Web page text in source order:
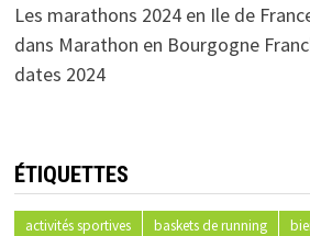
Les marathons 2024 en Ile de
dans Marathon en Bourgogne
dates 2024
ÉTIQUETTES
activités sportives baskets de running